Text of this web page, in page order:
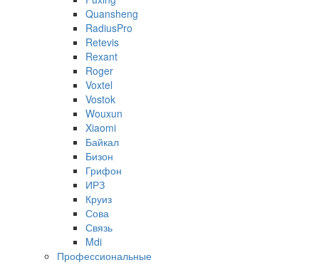
Quansheng
RadiusPro
Retevis
Rexant
Roger
Voxtel
Vostok
Wouxun
Xiaomi
Байкал
Бизон
Грифон
ИРЗ
Круиз
Сова
Связь
Mdi
Профессиональные